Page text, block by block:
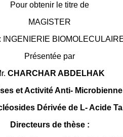
Pour obtenir le titre de
MAGISTER
INGENIERIE
Présentée par
CHARCHAR ABDELHAK
et Activité Anti-
Dérivée de L- Acide
Directeurs de thèse :